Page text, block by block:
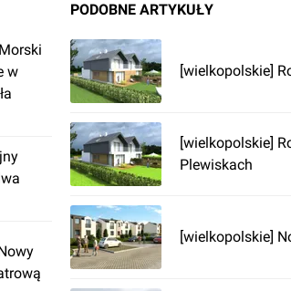
w
PODOBNE ARTYKUŁY
[wielkopolskie]
[wielkopolskie]
Plewiskach
[wielkopolskie]